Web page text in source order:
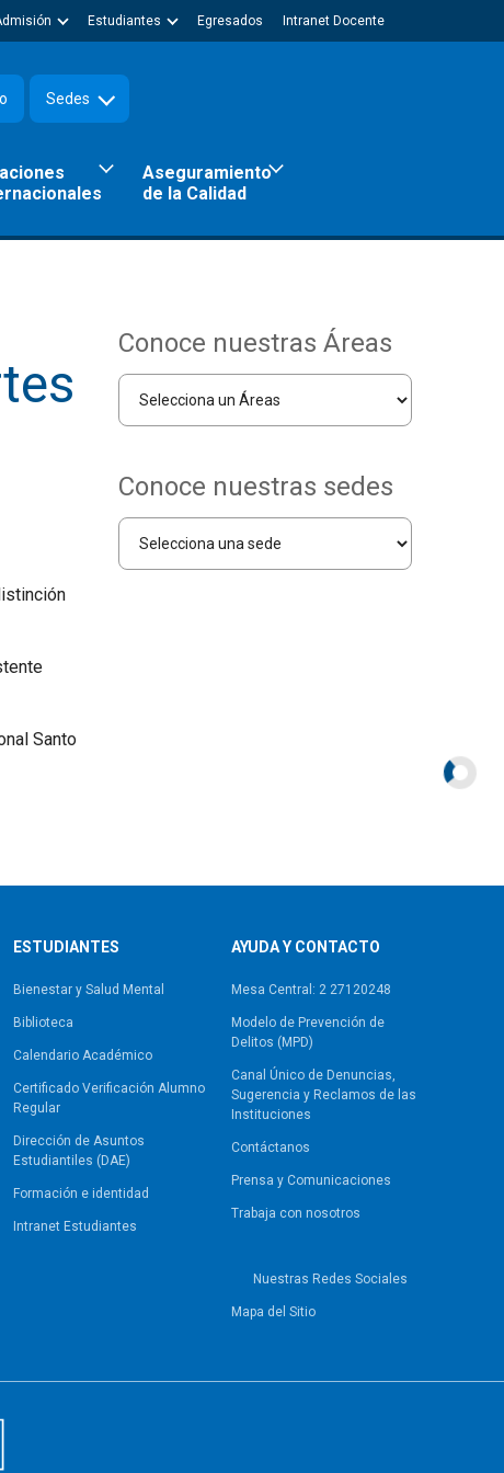
Intranet Docente
Egresados
Estudiantes
Sedes
Aseguramiento
de la Calidad
Santo
Conoce nuestras Áreas
Conoce nuestras sedes
ESTUDIANTES
Bienestar y Salud Mental
Biblioteca
Calendario Académico
Certificado Verificación Alumno
Regular
Dirección de Asuntos
Estudiantiles (DAE)
Formación e identidad
Intranet Estudiantes
AYUDA Y CONTACTO
Mesa Central: 2 27120248
Modelo de Prevención de
Delitos (MPD)
Canal Único de Denuncias,
Sugerencia y Reclamos de las
Instituciones
Contáctanos
Prensa y Comunicaciones
Trabaja con nosotros
Nuestras Redes Sociales
Mapa del Sitio